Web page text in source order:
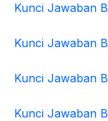
Kunci Jawaban
Kunci Jawaban
Kunci Jawaban
Kunci Jawaban